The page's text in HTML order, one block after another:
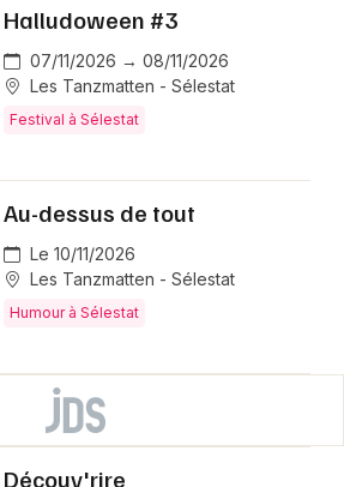
Halludoween #3
07/11/2026 → 08/11/2026
Les Tanzmatten - Sélestat
Festival à Sélestat
Au-dessus de tout
Le 10/11/2026
Les Tanzmatten - Sélestat
Humour à Sélestat
Découv'rire